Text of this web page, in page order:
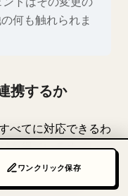
何も触れられま
携するか
べてに対応できるわ
を得ているオペレー
が次のレイヤーにフ
行しています。
ワンクリック保存